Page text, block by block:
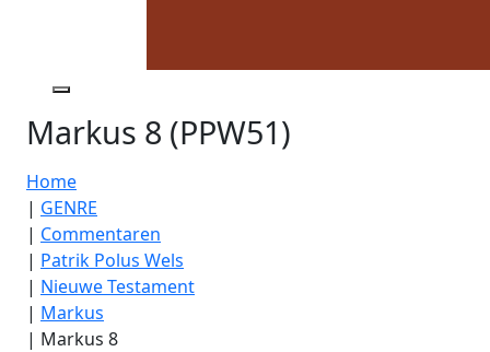
Markus 8 (PPW51)
Home
| GENRE
| Commentaren
| Patrik Polus Wels
| Nieuwe Testament
| Markus
| Markus 8